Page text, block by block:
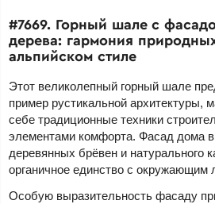
#7669. Горный шале с
дерева: гармония
альпийском стиле
Этот великолепный горный шале
пример рустикальной архитектуры,
себе традиционные техники
элементами комфорта. Фасад дома
деревянных брёвен и натурального
органичное единство с
Особую выразительность фасаду